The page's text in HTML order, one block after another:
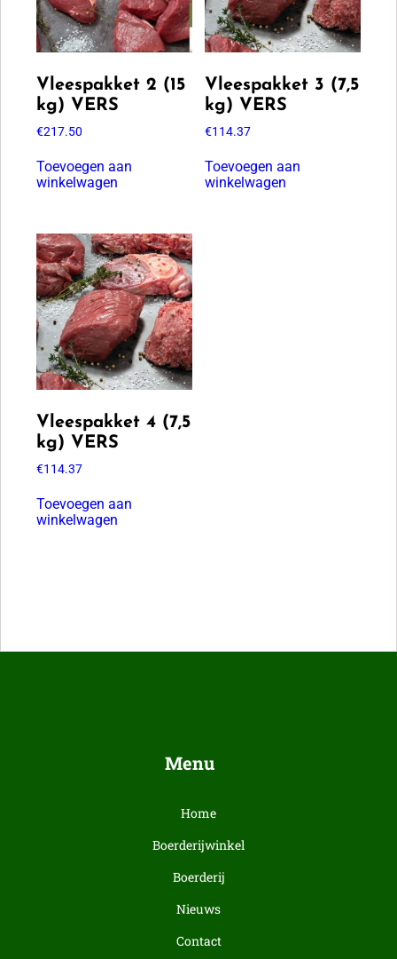
Vleespakket 2 (15
kg) VERS
€217.50
Toevoegen aan
winkelwagen
Vleespakket 3 (7,5
kg) VERS
€114.37
Toevoegen aan
winkelwagen
Vleespakket 4 (7,5
kg) VERS
€114.37
Toevoegen aan
winkelwagen
Menu
Home
Boerderijwinkel
Boerderij
Nieuws
Contact